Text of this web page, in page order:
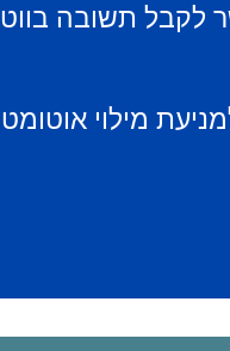
תשובה
מילוי